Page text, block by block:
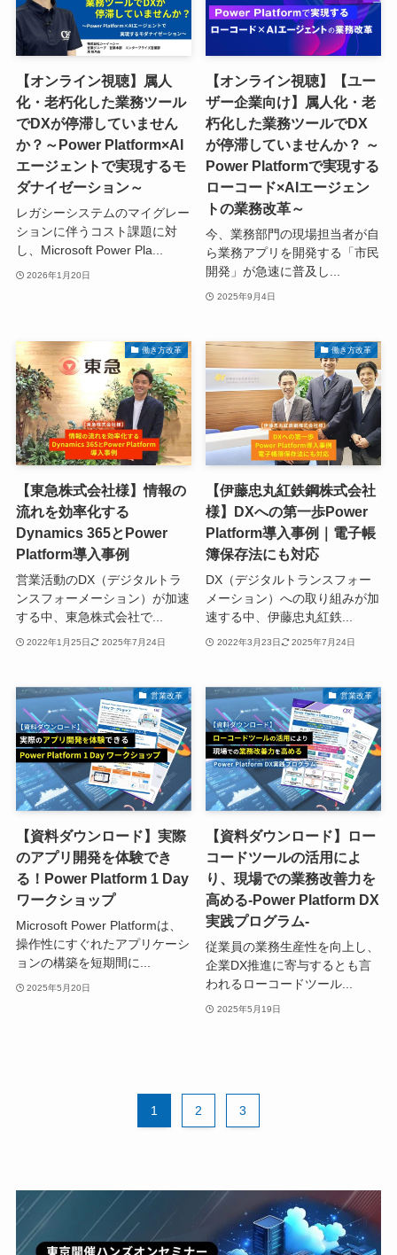
【オンライン視聴】属人
化・老朽化した業務ツール
でDXが停滞していません
か？～Power Platform×AI
エージェントで実現するモ
ダナイゼーション～
レガシーシステムのマイグレー
ションに伴うコスト課題に対
し、Microsoft Power Pla...
2026年1月20日
【オンライン視聴】【ユー
ザー企業向け】属人化・老
朽化した業務ツールでDX
が停滞していませんか？ ～
Power Platformで実現する
ローコード×AIエージェン
トの業務改革～
今、業務部門の現場担当者が自
ら業務アプリを開発する「市民
開発」が急速に普及し...
2025年9月4日
働き方改革
【東急株式会社様】情報の
流れを効率化する
Dynamics 365とPower
Platform導入事例
営業活動のDX（デジタルトラ
ンスフォーメーション）が加速
する中、東急株式会社で...
2022年1月25日 2025年7月24日
働き方改革
【伊藤忠丸紅鉄鋼株式会社
様】DXへの第一歩Power
Platform導入事例｜電子帳
簿保存法にも対応
DX（デジタルトランスフォー
メーション）への取り組みが加
速する中、伊藤忠丸紅鉄...
2022年3月23日 2025年7月24日
営業改革
【資料ダウンロード】実際
のアプリ開発を体験でき
る！Power Platform 1 Day
ワークショップ
Microsoft Power Platformは、
操作性にすぐれたアプリケーシ
ョンの構築を短期間に...
2025年5月20日
営業改革
【資料ダウンロード】ロー
コードツールの活用によ
り、現場での業務改善力を
高める-Power Platform DX
実践プログラム-
従業員の業務生産性を向上し、
企業DX推進に寄与するとも言
われるローコードツール...
2025年5月19日
1 2 3